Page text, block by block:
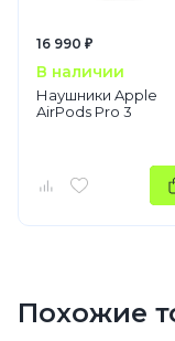
16 990 ₽
В наличии
Наушники Apple
AirPods Pro 3
Похожие